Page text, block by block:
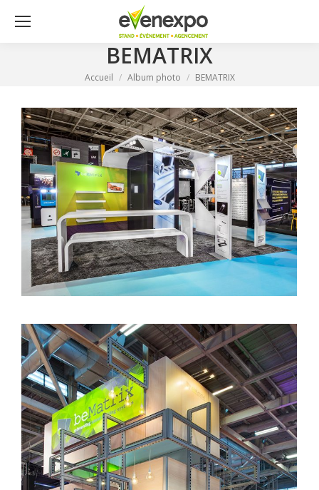
BEMATRIX
Vous êtes ici :
Accueil Album photo BEMATRIX